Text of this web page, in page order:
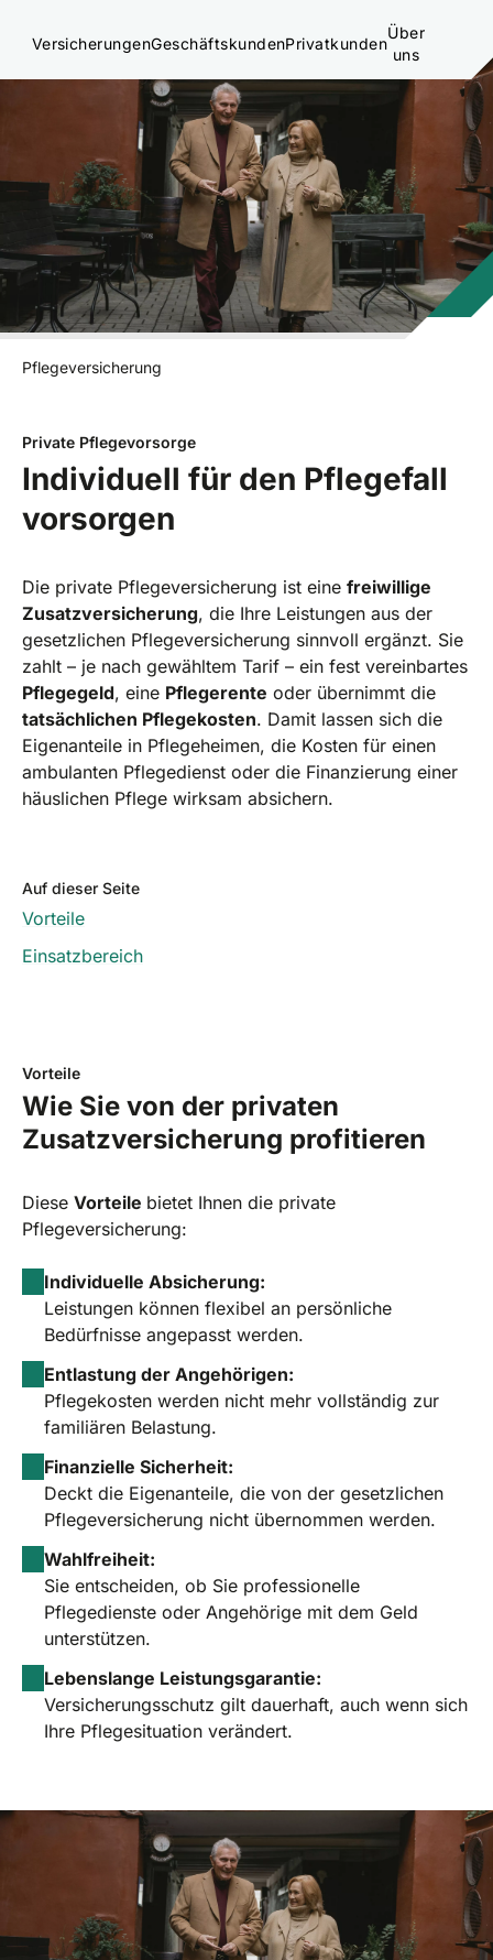
VersicherungenGeschäftskundenPrivatkunden
Über
uns
Pflegeversicherung
Private Pflegevorsorge
Individuell für den Pflegefall
vorsorgen
Die private Pflegeversicherung ist eine freiwillige
Zusatzversicherung, die Ihre Leistungen aus der
gesetzlichen Pflegeversicherung sinnvoll ergänzt. Sie
zahlt – je nach gewähltem Tarif – ein fest vereinbartes
Pflegegeld, eine Pflegerente oder übernimmt die
tatsächlichen Pflegekosten. Damit lassen sich die
Eigenanteile in Pflegeheimen, die Kosten für einen
ambulanten Pflegedienst oder die Finanzierung einer
häuslichen Pflege wirksam absichern.
Auf dieser Seite
Vorteile
Einsatzbereich
Vorteile
Wie Sie von der privaten
Zusatzversicherung profitieren
Diese Vorteile bietet Ihnen die private
Pflegeversicherung:
Individuelle Absicherung:
Leistungen können flexibel an persönliche
Bedürfnisse angepasst werden.
Entlastung der Angehörigen:
Pflegekosten werden nicht mehr vollständig zur
familiären Belastung.
Finanzielle Sicherheit:
Deckt die Eigenanteile, die von der gesetzlichen
Pflegeversicherung nicht übernommen werden.
Wahlfreiheit:
Sie entscheiden, ob Sie professionelle
Pflegedienste oder Angehörige mit dem Geld
unterstützen.
Lebenslange Leistungsgarantie:
Versicherungsschutz gilt dauerhaft, auch wenn sich
Ihre Pflegesituation verändert.